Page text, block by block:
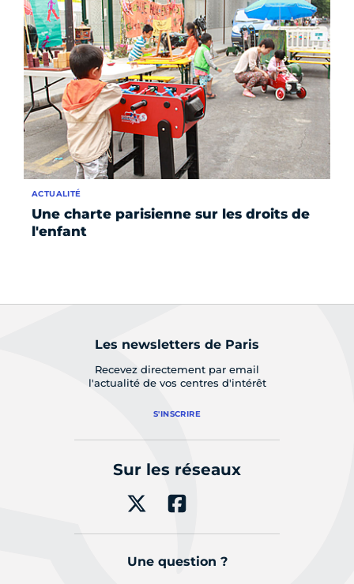
Une charte parisienne sur les droits de
l'enfant
ACTUALITÉ
Les newsletters de Paris
Recevez directement par email
l'actualité de vos centres d'intérêt
S'INSCRIRE
Sur les réseaux
Une question ?